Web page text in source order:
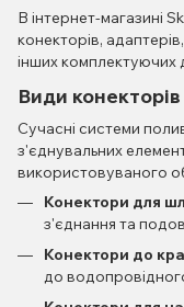
В інтернет-магазині
конекторів,
інших
Види
Сучасні системи
з'єднувальних
використовуваного
Конектори для
з'єднання та
Конектори до
до